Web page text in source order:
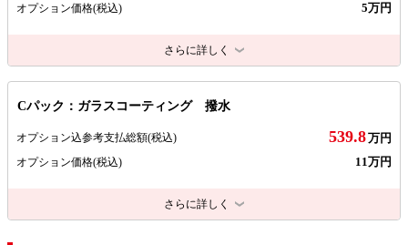
オプション価格(税込) 5万円
さらに詳しく
Cパック：ガラスコーティング 撥水
オプション込参考支払総額(税込) 539.8万円
オプション価格(税込) 11万円
さらに詳しく